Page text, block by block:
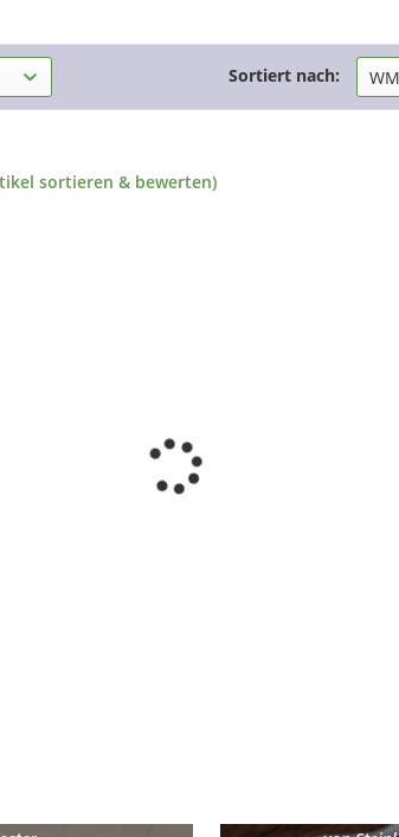
Sortiert nach:
sortieren & bewerten)